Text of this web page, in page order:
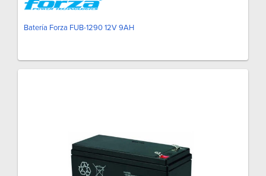
Batería Forza FUB-1290 12V 9AH